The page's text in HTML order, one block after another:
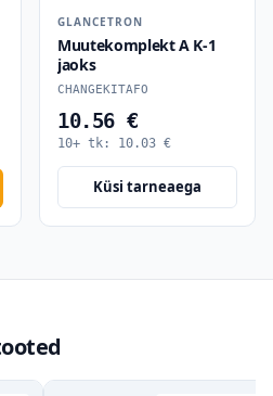
GLANCETRON
Muutekomplekt A K-1
jaoks
CHANGEKITAFO
10.56 €
10+ tk: 10.03 €
Küsi tarneaega